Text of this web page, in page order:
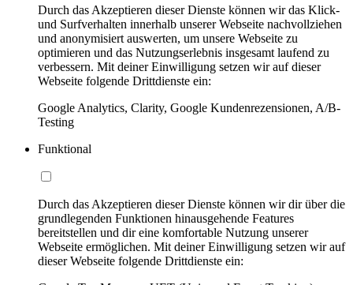
Durch das Akzeptieren dieser Dienste können wir das Klick-
und Surfverhalten innerhalb unserer Webseite nachvollziehen
und anonymisiert auswerten, um unsere Webseite zu
optimieren und das Nutzungserlebnis insgesamt laufend zu
verbessern. Mit deiner Einwilligung setzen wir auf dieser
Webseite folgende Drittdienste ein:
Google Analytics, Clarity, Google Kundenrezensionen, A/B-
Testing
Funktional
Durch das Akzeptieren dieser Dienste können wir dir über die
grundlegenden Funktionen hinausgehende Features
bereitstellen und dir eine komfortable Nutzung unserer
Webseite ermöglichen. Mit deiner Einwilligung setzen wir auf
dieser Webseite folgende Drittdienste ein: